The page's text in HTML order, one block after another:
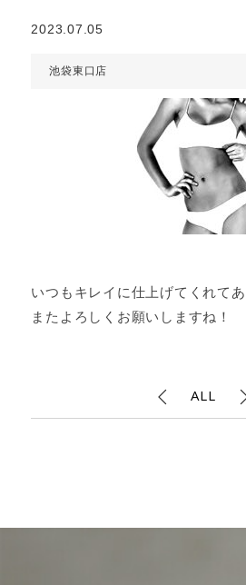
2023.07.05
池袋東口店
いつもキレイに仕上げてくれてあ
またよろしくお願いしますね！
ALL